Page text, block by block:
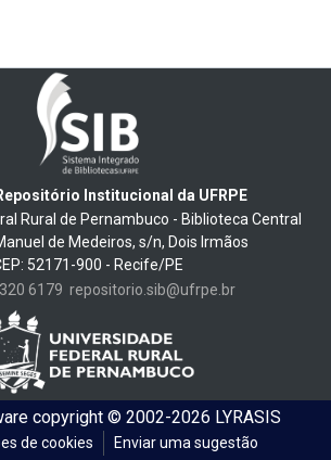
Institucional da UFRPE
Rural de Pernambuco - Biblioteca Central
de Medeiros, s/n, Dois Irmãos
52171-900 - Recife/PE
6179 repositorio.sib@ufrpe.br
copyright © 2002-2026 LYRASIS
de cookies Enviar uma sugestão